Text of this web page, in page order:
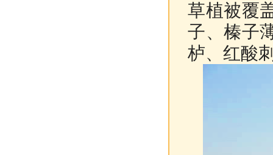
草植被覆
子、榛子
栌、红酸